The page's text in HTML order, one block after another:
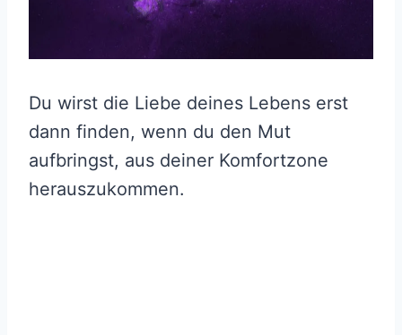
Du wirst die Liebe deines Lebens erst
dann finden, wenn du den Mut
aufbringst, aus deiner Komfortzone
herauszukommen.